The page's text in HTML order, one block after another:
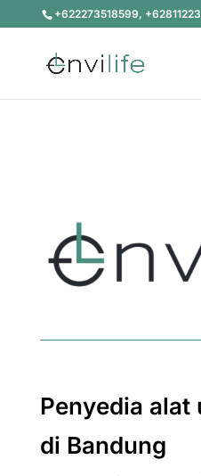
+622273518599,
Penyedia
di Bandung